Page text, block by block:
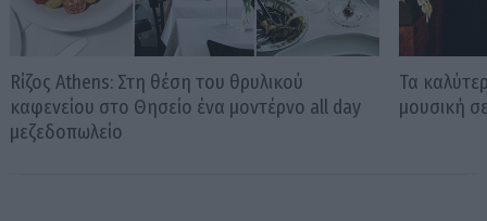
Rίζος Athens: Στη θέση του θρυλικού
καφενείου στο Θησείο ένα μοντέρνο all day
μεζεδοπωλείο
Τα
μουσική